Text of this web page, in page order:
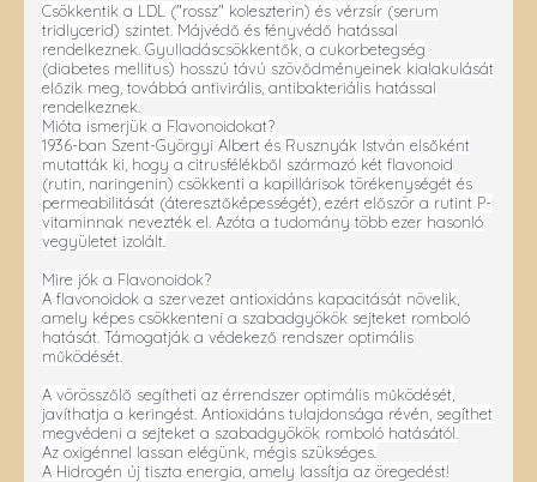
Csökkentik a LDL ("rossz" koleszterin) és vérzsír (serum
tridlycerid) szintet. Májvédő és fényvédő hatással
rendelkeznek. Gyulladáscsökkentők, a cukorbetegség
(diabetes mellitus) hosszú távú szövődményeinek kialakulását
előzik meg, továbbá antivirális, antibakteriális hatással
rendelkeznek.
Mióta ismerjük a Flavonoidokat?
1936-ban Szent-Györgyi Albert és Rusznyák István elsőként
mutatták ki, hogy a citrusfélékből származó két flavonoid
(rutin, naringenin) csökkenti a kapillárisok törékenységét és
permeabilitását (áteresztőképességét), ezért először a rutint P-
vitaminnak nevezték el. Azóta a tudomány több ezer hasonló
vegyületet izolált.
Mire jók a Flavonoidok?
A flavonoidok a szervezet antioxidáns kapacitását növelik,
amely képes csökkenteni a szabadgyökök sejteket romboló
hatását. Támogatják a védekező rendszer optimális
működését.
A vörösszőlő segítheti az érrendszer optimális működését,
javíthatja a keringést. Antioxidáns tulajdonsága révén, segíthet
megvédeni a sejteket a szabadgyökök romboló hatásától.
Az oxigénnel lassan elégünk, mégis szükséges.
A Hidrogén új tiszta energia, amely lassítja az öregedést!